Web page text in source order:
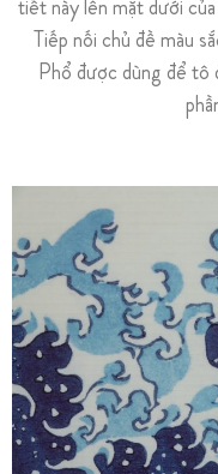
tiết này lên mặt dưới
Tiếp nối chủ đề màu
Phổ được dùng để tô